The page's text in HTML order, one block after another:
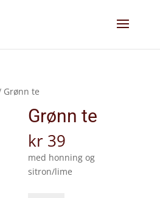
te
Grønn te
kr 39
med honning og
sitron/lime